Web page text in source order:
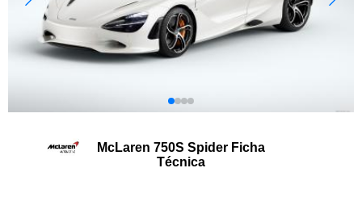
McLaren 750S Spider Ficha
Técnica